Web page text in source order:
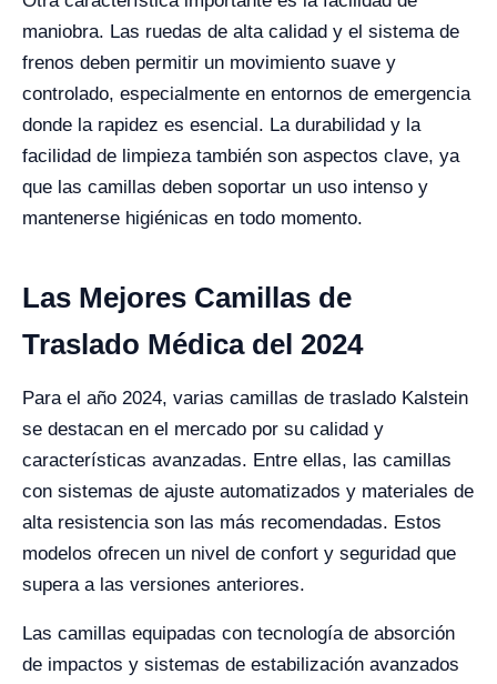
maniobra. Las ruedas de alta calidad y el sistema de
frenos deben permitir un movimiento suave y
controlado, especialmente en entornos de emergencia
donde la rapidez es esencial. La durabilidad y la
facilidad de limpieza también son aspectos clave, ya
que las camillas deben soportar un uso intenso y
mantenerse higiénicas en todo momento.
Las Mejores Camillas de
Traslado Médica del 2024
Para el año 2024, varias camillas de traslado Kalstein
se destacan en el mercado por su calidad y
características avanzadas. Entre ellas, las camillas
con sistemas de ajuste automatizados y materiales de
alta resistencia son las más recomendadas. Estos
modelos ofrecen un nivel de confort y seguridad que
supera a las versiones anteriores.
Las camillas equipadas con tecnología de absorción
de impactos y sistemas de estabilización avanzados